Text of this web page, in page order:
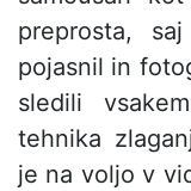
preprosta,
pojasnil in
sledili
tehnika
je na voljo v